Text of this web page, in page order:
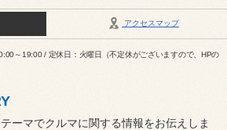
アクセスマップ
～19:00 / 定休日：火曜日（不定休がございますので、HPの
ーマでクルマに関する情報をお伝えしま